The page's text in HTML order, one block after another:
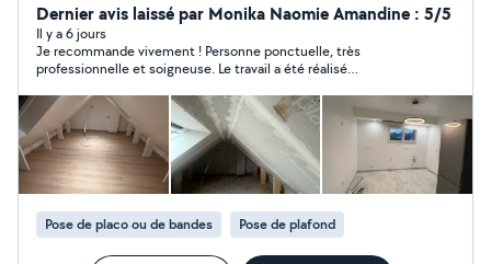
extérieur. Que vous ayez besoin de conseils pour choisir
les bonnes couleurs, d'aide pour préparer les surfaces,
ou d'une intervention pour repeindre vos murs, je suis là
pour vous accompagner. Je suis passionné par mon
métier et j'aime voir la satisfaction de mes clients
lorsqu'ils découvrent leur nouvel espace. Je peux
également vous aider avec toutes vos rénovations
d'intérieur. N'hésitez pas à me contacter pour des
petits ou grands projets
Dernier avis laissé par Monika Naomie Amandine : 5/5
Il y a 6 jours
Je recommande vivement ! Personne ponctuelle, très
professionnelle et soigneuse. Le travail a été réalisé
résultat. Merci encore !
Pose de placo ou de bandes Pose de plafond